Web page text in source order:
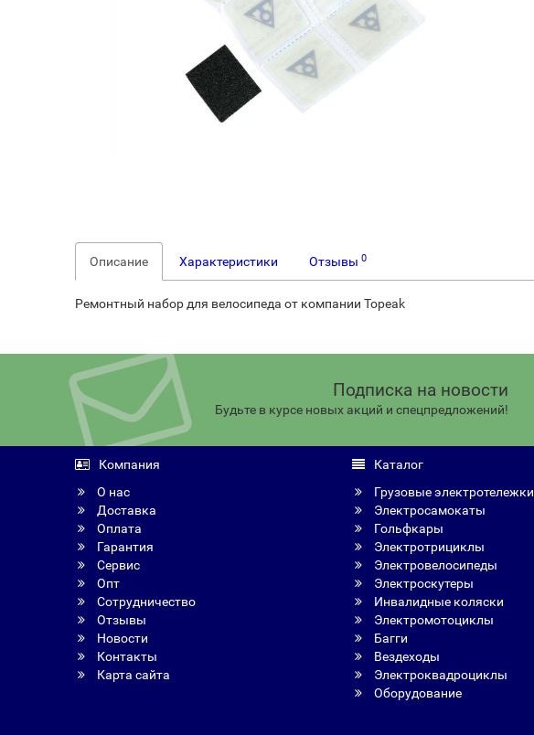
Описание Характеристики Отзывы0
Ремонтный набор для велосипеда от компании Topeak
Подписка на новости
Будьте в курсе новых акций и спецпредложений!
Компания
О нас
Доставка
Оплата
Гарантия
Сервис
Опт
Сотрудничество
Отзывы
Новости
Контакты
Карта сайта
Каталог
Грузовые электротележки
Электросамокаты
Гольфкары
Электротрициклы
Электровелосипеды
Электроскутеры
Инвалидные коляски
Электромотоциклы
Багги
Вездеходы
Электроквадроциклы
Оборудование